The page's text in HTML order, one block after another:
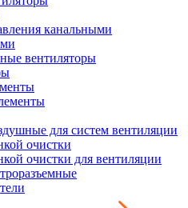
канальными
вентиляторы
для систем вентиляции
очистки
очистки для вентиляции